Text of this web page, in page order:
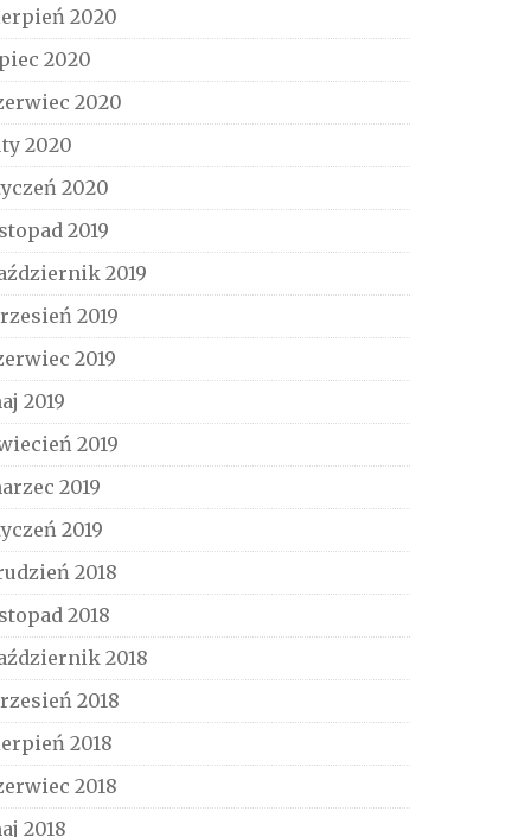
2020
2020
2020
2020
2020
2019
2019
2019
2019
2019
2019
2019
2019
2018
2018
2018
2018
2018
2018
2018